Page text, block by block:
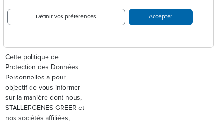
DE
CONFIDENTIALITÉ
Cette politique de
Protection des Données
Personnelles a pour
objectif de vous informer
sur la manière dont nous,
STALLERGENES GREER et
nos sociétés affiliées,
Définir vos préférences Accepter